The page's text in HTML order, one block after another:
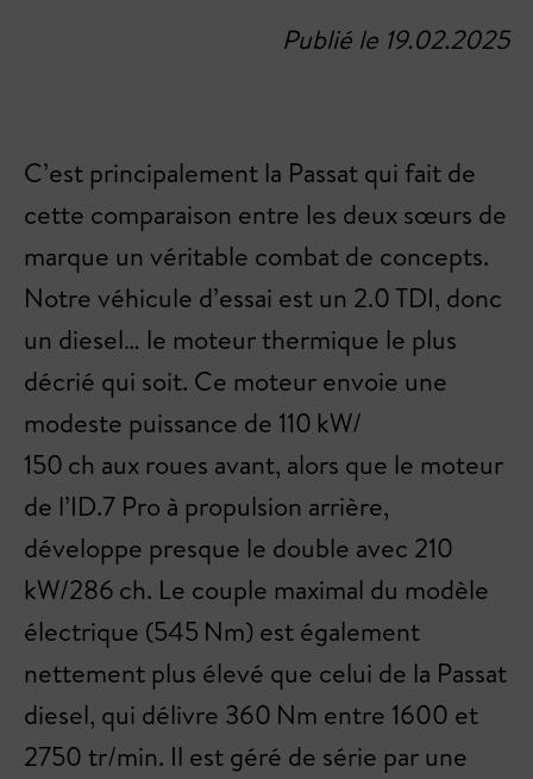
Publié le 19.02.2025
C’est principalement la Passat qui fait de
cette comparaison entre les deux sœurs de
marque un véritable combat de concepts.
Notre véhicule d’essai est un 2.0 TDI, donc
un diesel… le moteur thermique le plus
décrié qui soit. Ce moteur envoie une
modeste puissance de 110 kW/
150 ch aux roues avant, alors que le moteur
de l’ID.7 Pro à propulsion arrière,
développe presque le double avec 210
kW/286 ch. Le couple maximal du modèle
électrique (545 Nm) est également
nettement plus élevé que celui de la Passat
diesel, qui délivre 360 Nm entre 1600 et
2750 tr/min. Il est géré de série par une